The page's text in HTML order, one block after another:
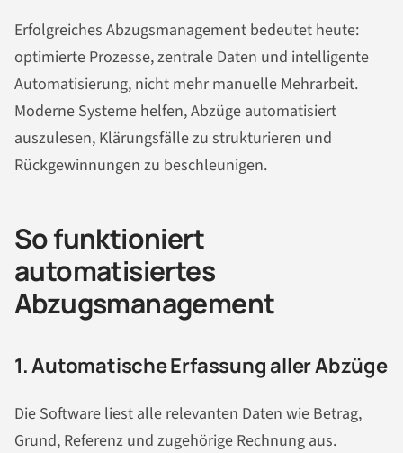
Erfolgreiches Abzugsmanagement bedeutet heute:
optimierte Prozesse, zentrale Daten und intelligente
Automatisierung, nicht mehr manuelle Mehrarbeit.
Moderne Systeme helfen, Abzüge automatisiert
auszulesen, Klärungsfälle zu strukturieren und
Rückgewinnungen zu beschleunigen.
So funktioniert
automatisiertes
Abzugsmanagement
1. Automatische Erfassung aller Abzüge
Die Software liest alle relevanten Daten wie Betrag,
Grund, Referenz und zugehörige Rechnung aus.